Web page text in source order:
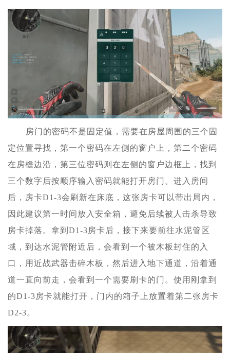
房门的密码不是固定值，需要在房屋周围的三个固
定位置寻找，第一个密码在左侧的窗户上，第二个密码
在房檐边沿，第三位密码则在左侧的窗户边框上，找到
三个数字后按顺序输入密码就能打开房门。进入房间
后，房卡D1-3会刷新在床底，这张房卡可以带出局内，
因此建议第一时间放入安全箱，避免后续被人击杀导致
房卡掉落。拿到D1-3房卡后，接下来要前往水泥管区
域，到达水泥管附近后，会看到一个被木板封住的入
口，用近战武器击碎木板，然后进入地下通道，沿着通
道一直向前走，会看到一个需要刷卡的门。使用刚拿到
的D1-3房卡就能打开，门内的箱子上放置着第二张房卡
D2-3。